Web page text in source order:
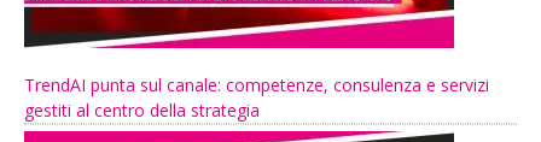
TrendAI punta sul canale: competenze, consulenza e servizi
gestiti al centro della strategia